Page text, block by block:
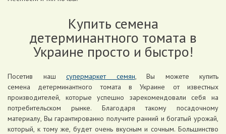
Купить семена
детерминантного томата в
Украине просто и быстро!
Посетив наш супермаркет семян, Вы можете купить
семена детерминантного томата в Украине от известных
производителей, которые успешно зарекомендовали себя на
потребительском рынке. Благодаря такому посадочному
материалу, Вы гарантированно получите ранний и богатый урожай,
который, к тому же, будет очень вкусным и сочным. Большинство